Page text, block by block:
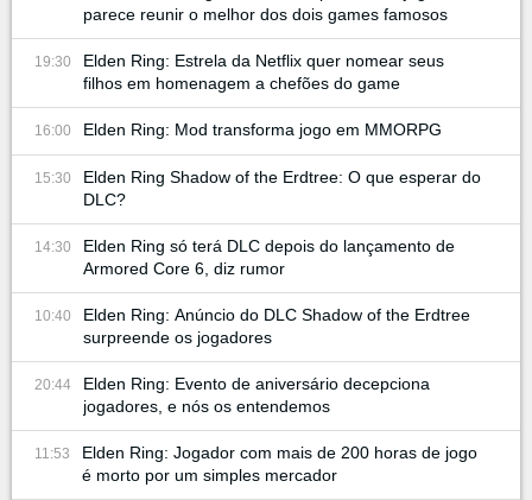
parece reunir o melhor dos dois games famosos
19:30
Elden Ring: Estrela da Netflix quer nomear seus
filhos em homenagem a chefões do game
16:00 Elden Ring: Mod transforma jogo em MMORPG
15:30
Elden Ring Shadow of the Erdtree: O que esperar do
DLC?
14:30
Elden Ring só terá DLC depois do lançamento de
Armored Core 6, diz rumor
10:40
Elden Ring: Anúncio do DLC Shadow of the Erdtree
surpreende os jogadores
20:44
Elden Ring: Evento de aniversário decepciona
jogadores, e nós os entendemos
11:53
Elden Ring: Jogador com mais de 200 horas de jogo
é morto por um simples mercador